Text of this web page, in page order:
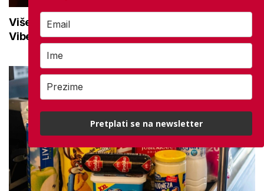
Više od 10.500 korisnika prati mirovina.hr na
Viberu: Uključite se i ostanite informirani
Pretplati se na newsletter